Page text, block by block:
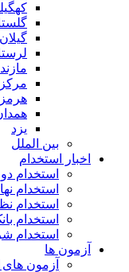
گیلان
یزد
بین الملل
اخبار استخدام
استخدام
استخدام
استخدام
استخدام
استخدام
آزمون ها
آزمون